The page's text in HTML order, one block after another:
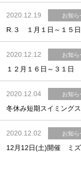
2020.12.19 お知ら
R.３ １月１日～１５
2020.12.12 お知ら
１２月１６日～３１日
2020.12.04 お知ら
冬休み短期スイミング
2020.12.02 お知ら
12月12日(土)開催 ミズ